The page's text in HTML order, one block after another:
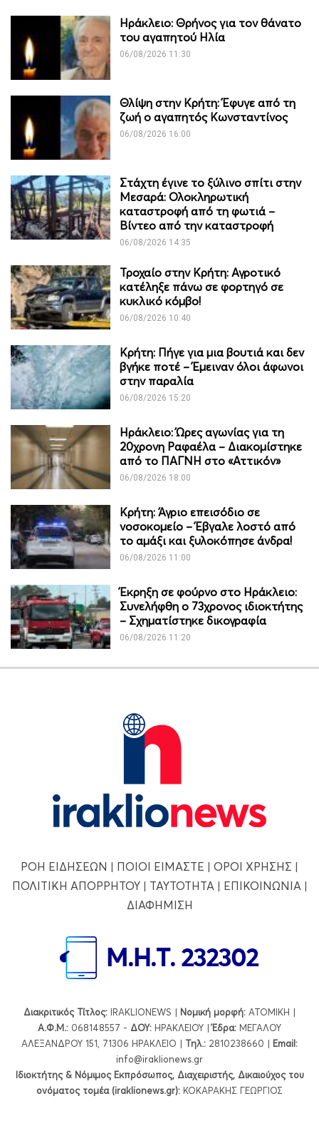
Ηράκλειο: Θρήνος για τον θάνατο
του αγαπητού Ηλία
06/08/2026 11:30
Θλίψη στην Κρήτη: Έφυγε από τη
ζωή ο αγαπητός Κωνσταντίνος
06/08/2026 16:00
Στάχτη έγινε το ξύλινο σπίτι στην
Μεσαρά: Ολοκληρωτική
καταστροφή από τη φωτιά –
Βίντεο από την καταστροφή
06/08/2026 14:35
Τροχαίο στην Κρήτη: Αγροτικό
κατέληξε πάνω σε φορτηγό σε
κυκλικό κόμβο!
06/08/2026 10:40
Κρήτη: Πήγε για μια βουτιά και δεν
βγήκε ποτέ – Έμειναν όλοι άφωνοι
στην παραλία
06/08/2026 15:20
Ηράκλειο: Ώρες αγωνίας για τη
20χρονη Ραφαέλα – Διακομίστηκε
από το ΠΑΓΝΗ στο «Αττικόν»
06/08/2026 18:00
Κρήτη: Άγριο επεισόδιο σε
νοσοκομείο – Έβγαλε λοστό από
το αμάξι και ξυλοκόπησε άνδρα!
06/08/2026 11:00
Έκρηξη σε φούρνο στο Ηράκλειο:
Συνελήφθη ο 73χρονος ιδιοκτήτης
– Σχηματίστηκε δικογραφία
06/08/2026 11:20
ΡΟΗ ΕΙΔΗΣΕΩΝ | ΠΟΙΟΙ ΕΙΜΑΣΤΕ | ΟΡΟΙ ΧΡΗΣΗΣ |
ΠΟΛΙΤΙΚΗ ΑΠΟΡΡΗΤΟΥ| ΤΑΥΤΟΤΗΤΑ| ΕΠΙΚΟΙΝΩΝΙΑ|
ΔΙΑΦΗΜΙΣΗ
Διακριτικός Τίτλος: IRAKLIONEWS | Νομική μορφή: ΑΤΟΜΙΚΗ |
Α.Φ.Μ.: 068148557 - ΔΟΥ: ΗΡΑΚΛΕΙΟΥ |Έδρα: ΜΕΓΑΛΟΥ
ΑΛΕΞΑΝΔΡΟΥ 151, 71306 ΗΡΑΚΛΕΙΟ | Τηλ.: 2810238660 | Εmail:
info@iraklionews.gr
Ιδιοκτήτης & Νόμιμος Εκπρόσωπος, Διαχειριστής, Δικαιούχος του
ονόματος τομέα (iraklionews.gr): ΚΟΚΑΡΑΚΗΣ ΓΕΩΡΓΙΟΣ